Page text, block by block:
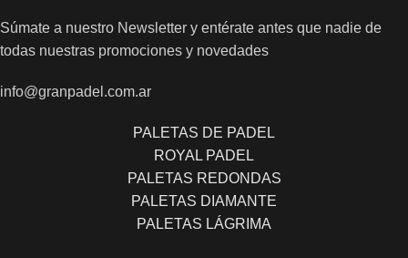
Súmate a nuestro Newsletter y entérate antes que nadie de
todas nuestras promociones y novedades
info@granpadel.com.ar
PALETAS DE PADEL
ROYAL PADEL
PALETAS REDONDAS
PALETAS DIAMANTE
PALETAS LÁGRIMA